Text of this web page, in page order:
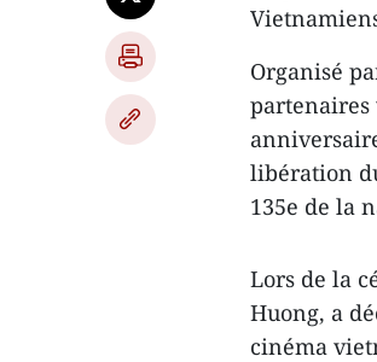
Organisé
partenaires
libération
135e de la
Lors de la
Huong, a
cinéma